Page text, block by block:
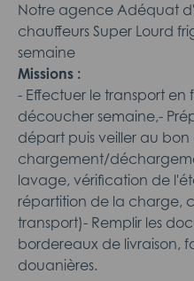
Notre agence Adéquat
chauffeurs Super Lourd
semaine
Missions :
- Effectuer le transport
découcher semaine,-
départ puis veiller au
chargement/
lavage, vérification de
répartition de la charge,
transport)- Remplir les
bordereaux de livraison,
douanières.